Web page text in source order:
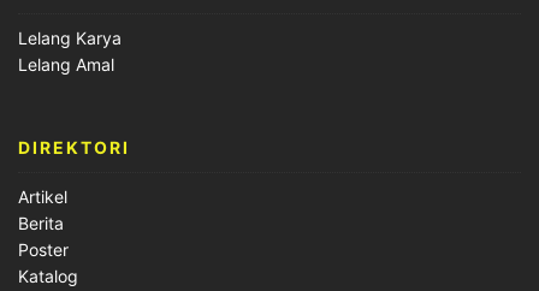
Lelang Karya
Lelang Amal
DIREKTORI
Artikel
Berita
Poster
Katalog